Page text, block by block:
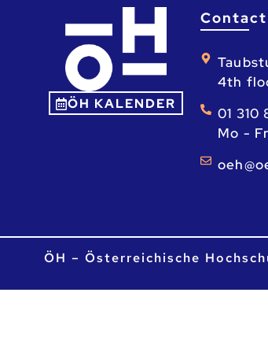
ÖH KALENDER
Contact
4th
01 310
Mo -
ÖH – Österreichische